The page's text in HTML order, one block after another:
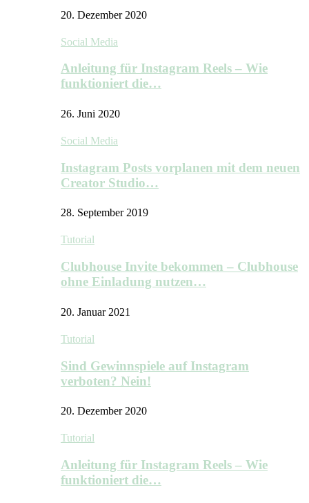
20. Dezember 2020
Social Media
Anleitung für Instagram Reels – Wie
funktioniert die…
26. Juni 2020
Social Media
Instagram Posts vorplanen mit dem neuen
Creator Studio…
28. September 2019
Tutorial
Clubhouse Invite bekommen – Clubhouse
ohne Einladung nutzen…
20. Januar 2021
Tutorial
Sind Gewinnspiele auf Instagram
verboten? Nein!
20. Dezember 2020
Tutorial
Anleitung für Instagram Reels – Wie
funktioniert die…